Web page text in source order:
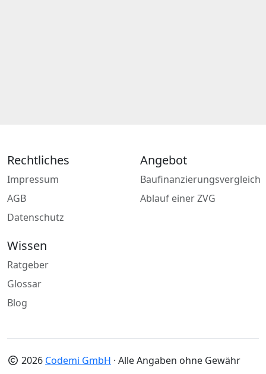
Rechtliches
Impressum
AGB
Datenschutz
Angebot
Baufinanzierungsvergleich
Ablauf einer ZVG
Wissen
Ratgeber
Glossar
Blog
2026 Codemi GmbH · Alle Angaben ohne Gewähr